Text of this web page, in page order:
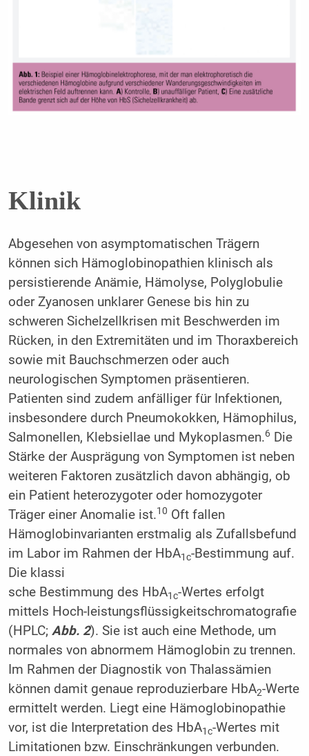
Klinik
Abgesehen von asymptomatischen Trägern
können sich Hämoglobinopathien klinisch als
persistierende Anämie, Hämolyse, Polyglobulie
oder Zyanosen unklarer Genese bis hin zu
schweren Sichelzellkrisen mit Beschwerden im
Rücken, in den Extremitäten und im Thoraxbereich
sowie mit Bauchschmerzen oder auch
neurologischen Symptomen präsentieren.
Patienten sind zudem anfälliger für Infektionen,
insbesondere durch Pneumokokken, Hämophilus,
Salmonellen, Klebsiellae und Mykoplasmen.6Die
Stärke der Ausprägung von Symptomen ist neben
weiteren Faktoren zusätzlich davon abhängig, ob
ein Patient heterozygoter oder homozygoter
Träger einer Anomalie ist.10 Oft fallen
Hämoglobinvarianten erstmalig als Zufallsbefund
im Labor im Rahmen der HbA1c-Bestimmung auf.
Die klassi
sche Bestimmung des HbA1c-Wertes erfolgt
mittels Hoch­-leistungsflüssigkeitschromatografie
(HPLC; Abb. 2). Sie ist auch eine Methode, um
normales von abnormem Hämoglobin zu trennen.
Im Rahmen der Diagnostik von Thalassämien
können damit genaue reproduzierbare HbA2-Werte
ermittelt werden. Liegt eine Hämoglobinopathie
vor, ist die Interpretation des HbA1c-Wertes mit
Limitationen bzw. Einschränkungen verbunden.